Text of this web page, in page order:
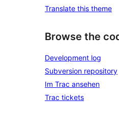
Translate this theme
Browse the
Development log
Subversion repository
Im Trac ansehen
Trac tickets